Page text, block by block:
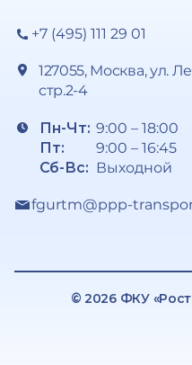
+7 (495) 111 29 01
127055, Москва, ул.
стр.2-4
Пн-Чт:
Пт:
Сб-Вс:
9:00 – 18:00
9:00 – 16:45
Выходной
fgurtm@ppp-
© 2026 ФКУ